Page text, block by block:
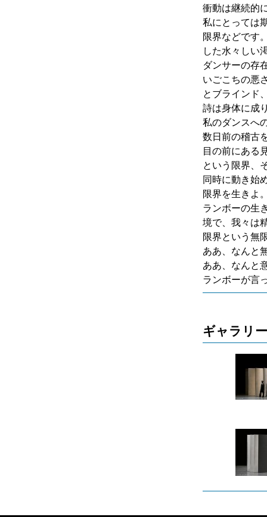
衝動は継続的
私にとっては
限界などです
した水々しい
ダンサーの存
いごこちの悪
とブラインド
詩は身体に成
私のダンスへ
数日前の稽古
目の前にある
という限界、
同時に動き始
限界を生きよ
ランボーの生
境で、我々は
限界という無
ああ、なんと
ああ、なんと
ランボーが言
ギャラリー